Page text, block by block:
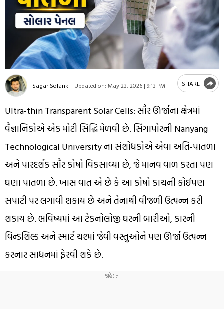
Sagar Solanki | Updated on: May 23, 2026 | 9:13 PM SHARE
Ultra-thin Transparent Solar Cells: સૌર ઊર્જાના ક્ષેત્રમાં
વૈજ્ઞાનિકોએ એક મોટી સિદ્ધિ મેળવી છે. સિંગાપોરની Nanyang
Technological University ના સંશોધકોએ એવા અતિ-પાતળા
અને પારદર્શક સૌર કોષો વિકસાવ્યા છે, જે માનવ વાળ કરતા પણ
ઘણા પાતળા છે. ખાસ વાત એ છે કે આ કોષો કાચની કોઈપણ
સપાટી પર લગાવી શકાય છે અને તેનાથી વીજળી ઉત્પન્ન કરી
શકાય છે. ભવિષ્યમાં આ ટેકનોલોજી ઘરની બારીઓ, કારની
વિન્ડશિલ્ડ અને સ્માર્ટ ચશ્માં જેવી વસ્તુઓને પણ ઊર્જા ઉત્પન્ન
કરનાર સાધનમાં ફેરવી શકે છે.